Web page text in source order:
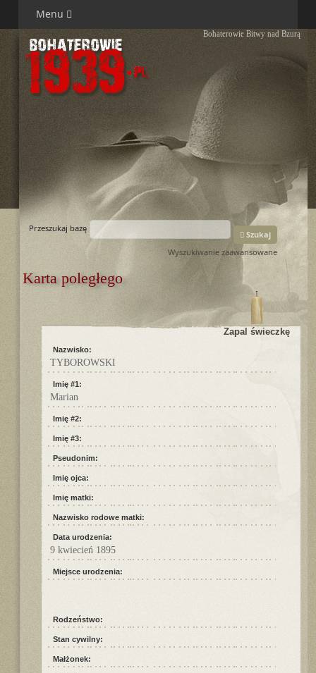
Menu
Bohaterowie Bitwy nad Bzurą
Przeszukaj bazę
Szukaj
Wyszukiwanie zaawansowane
Karta poległego
Zapal świeczkę
Nazwisko:
TYBOROWSKI
Imię #1:
Marian
Imię #2:
Imię #3:
Pseudonim:
Imię ojca:
Imię matki:
Nazwisko rodowe matki:
Data urodzenia:
9 kwiecień 1895
Miejsce urodzenia:
Rodzeństwo:
Stan cywilny:
Małżonek: